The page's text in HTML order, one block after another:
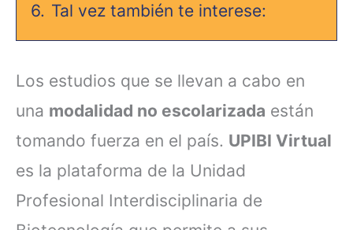
6. Tal vez también te interese:
Los estudios que se llevan a cabo en
una modalidad no escolarizada están
tomando fuerza en el país. UPIBI Virtual
es la plataforma de la Unidad
Profesional Interdisciplinaria de